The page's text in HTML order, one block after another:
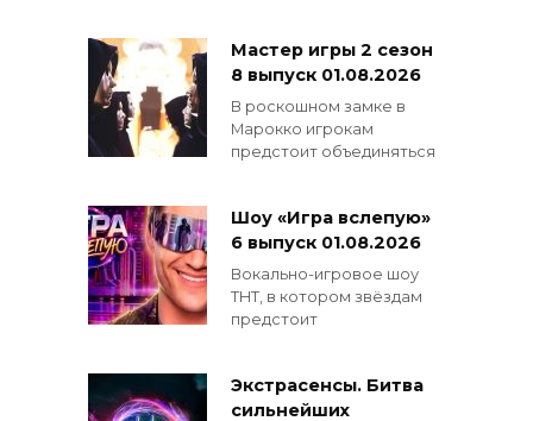
Мастер игры 2 сезон
8 выпуск 01.08.2026
В роскошном замке в
Марокко игрокам
предстоит объединяться
Шоу «Игра вслепую»
6 выпуск 01.08.2026
Вокально-игровое шоу
ТНТ, в котором звёздам
предстоит
Экстрасенсы. Битва
сильнейших